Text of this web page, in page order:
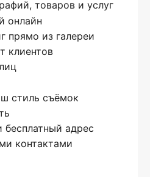
товаров и услуг
онлайн
прямо из галереи
клиентов
стиль съёмок
адрес
контактами